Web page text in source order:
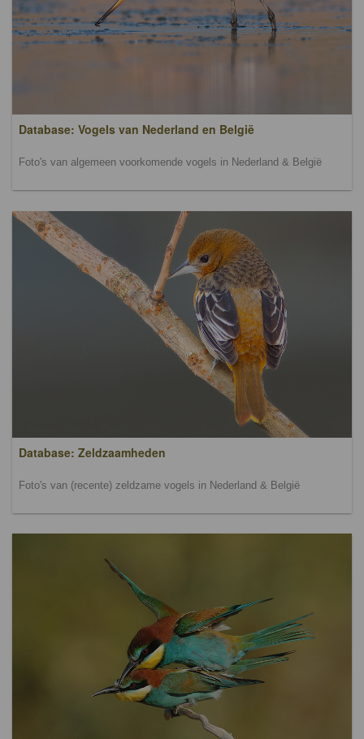
Database: Vogels van Nederland en België
Foto's van algemeen voorkomende vogels in Nederland & België
Database: Zeldzaamheden
Foto's van (recente) zeldzame vogels in Nederland & België